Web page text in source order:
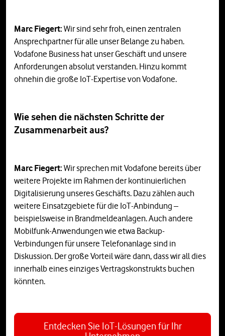
Marc Fiegert: Wir sind sehr froh, einen zentralen
Ansprechpartner für alle unser Belange zu haben.
Vodafone Business hat unser Geschäft und unsere
Anforderungen absolut verstanden. Hinzu kommt
ohnehin die große IoT-Expertise von Vodafone.
Wie sehen die nächsten Schritte der
Zusammenarbeit aus?
Marc Fiegert: Wir sprechen mit Vodafone bereits über
weitere Projekte im Rahmen der kontinuierlichen
Digitalisierung unseres Geschäfts. Dazu zählen auch
weitere Einsatzgebiete für die IoT-Anbindung –
beispielsweise in Brandmeldeanlagen. Auch andere
Mobilfunk-Anwendungen wie etwa Backup-
Verbindungen für unsere Telefonanlage sind in
Diskussion. Der große Vorteil wäre dann, dass wir all dies
innerhalb eines einziges Vertragskonstrukts buchen
könnten.
Entdecken Sie IoT-Lösungen für Ihr